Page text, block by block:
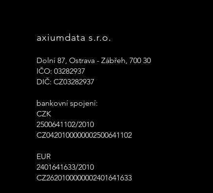
axiumdata s.r.o.
Dolní 87, Ostrava - Zábřeh, 700 30
IČO: 03282937
DIČ: CZ03282937
bankovní spojení:
CZK
2500641102/2010
CZ0420100000002500641102
EUR
2401641633/2010
CZ2620100000002401641633